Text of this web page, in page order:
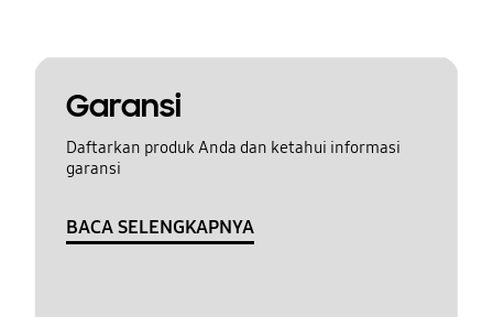
Garansi
Daftarkan produk Anda dan ketahui informasi
garansi
BACA SELENGKAPNYA